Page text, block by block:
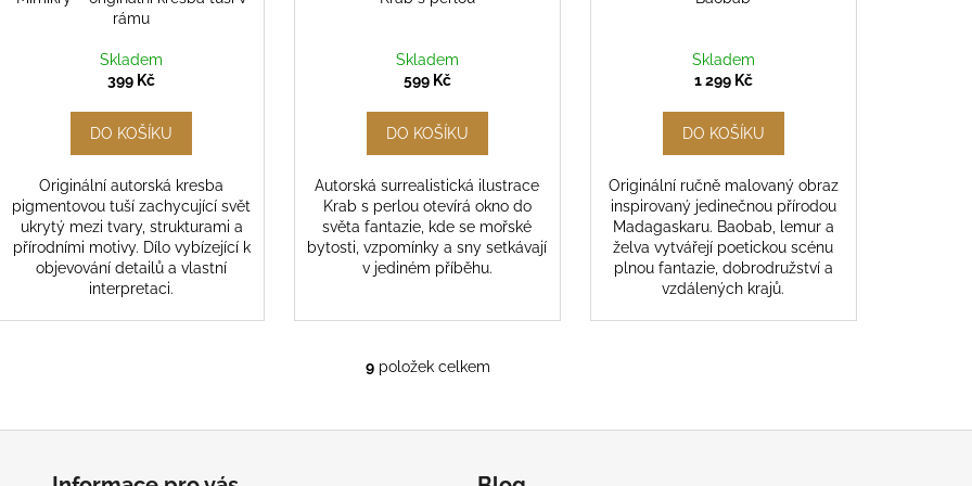
rámu
Skladem
399 Kč
DO KOŠÍKU
Originální autorská kresba
pigmentovou tuší zachycující svět
ukrytý mezi tvary, strukturami a
přírodními motivy. Dílo vybízející k
objevování detailů a vlastní
interpretaci.
Skladem
599 Kč
DO KOŠÍKU
Autorská surrealistická ilustrace
Krab s perlou otevírá okno do
světa fantazie, kde se mořské
bytosti, vzpomínky a sny setkávají
v jediném příběhu.
Skladem
1 299 Kč
DO KOŠÍKU
Originální ručně malovaný obraz
inspirovaný jedinečnou přírodou
Madagaskaru. Baobab, lemur a
želva vytvářejí poetickou scénu
plnou fantazie, dobrodružství a
vzdálených krajů.
O
l
9položek celkem